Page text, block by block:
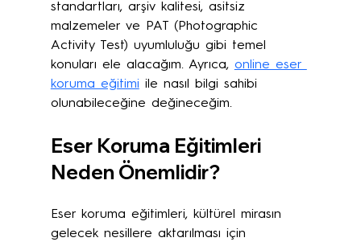
standartları, arşiv kalitesi, asitsiz
malzemeler ve PAT (Photographic
Activity Test) uyumluluğu gibi temel
konuları ele alacağım. Ayrıca, online eser
koruma eğitimi ile nasıl bilgi sahibi
olunabileceğine değineceğim.
Eser Koruma Eğitimleri
Neden Önemlidir?
Eser koruma eğitimleri, kültürel mirasın
gelecek nesillere aktarılması için